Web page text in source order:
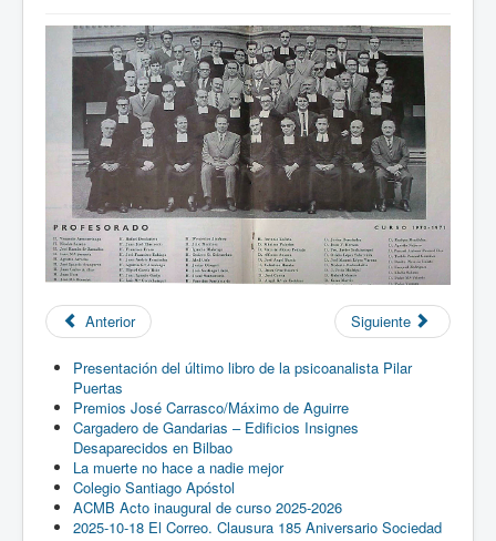
Anterior Siguiente
Presentación del último libro de la psicoanalista Pilar
Puertas
Premios José Carrasco/Máximo de Aguirre
Cargadero de Gandarias – Edificios Insignes
Desaparecidos en Bilbao
La muerte no hace a nadie mejor
Colegio Santiago Apóstol
ACMB Acto inaugural de curso 2025-2026
2025-10-18 El Correo. Clausura 185 Aniversario Sociedad